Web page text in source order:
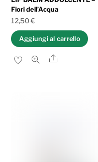
Fiori dell’Acqua
12,50€
Aggiungi al carrello
Share